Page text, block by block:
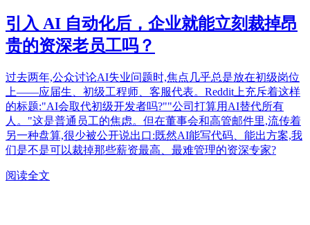
引入 AI 自动化后，企业就能立刻裁掉昂
贵的资深老员工吗？
过去两年,公众讨论AI失业问题时,焦点几乎总是放在初级岗位
上——应届生、初级工程师、客服代表。Reddit上充斥着这样
的标题:"AI会取代初级开发者吗?""公司打算用AI替代所有
人。"这是普通员工的焦虑。但在董事会和高管邮件里,流传着
另一种盘算,很少被公开说出口:既然AI能写代码、能出方案,我
们是不是可以裁掉那些薪资最高、最难管理的资深专家?
阅读全文